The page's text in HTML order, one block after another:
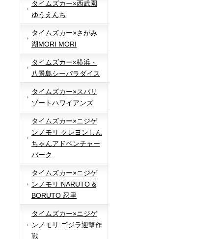
タイムズカー×西武園
ゆうえんち
タイムズカー×さがみ
湖MORI MORI
タイムズカー×横浜・
八景島シーパラダイス
タイムズカー×スパリ
ゾートハワイアンズ
タイムズカー×ニジゲ
ンノモリ クレヨンしん
ちゃんアドベンチャー
パーク
タイムズカー×ニジゲ
ンノモリ NARUTO &
BORUTO 忍里
タイムズカー×ニジゲ
ンノモリ ゴジラ迎撃作
戦